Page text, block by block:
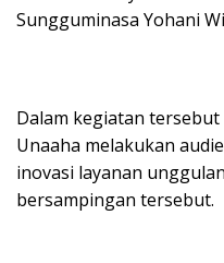
Sungguminasa Yohani
Dalam kegiatan
Unaaha melakukan
inovasi layanan
bersampingan tersebut.